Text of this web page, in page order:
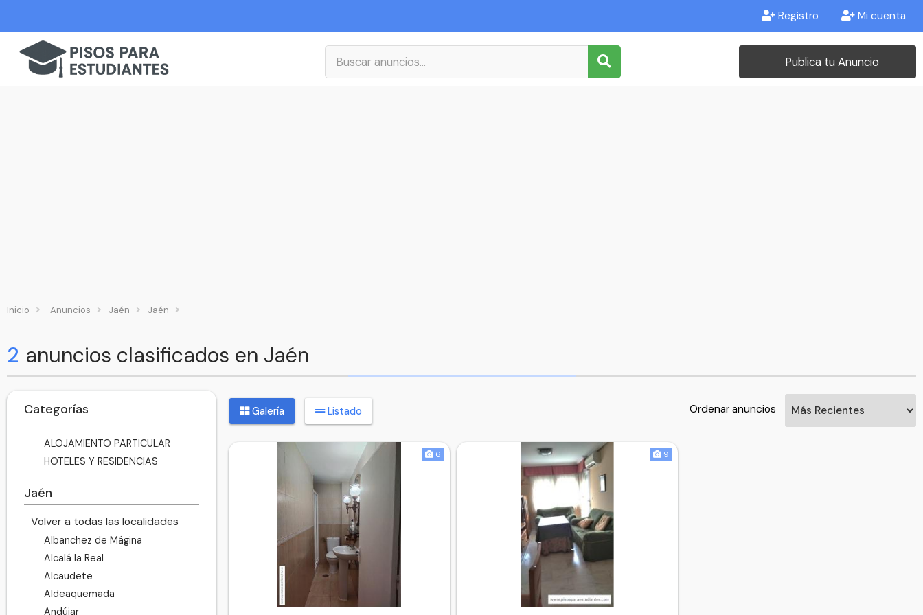
Registro Mi cuenta
Publica tu Anuncio
Inicio Anuncios Jaén Jaén
2 anuncios clasificados en Jaén
Categorías
ALOJAMIENTO PARTICULAR
HOTELES Y RESIDENCIAS
Jaén
Volver a todas las localidades
Albanchez de Mágina
Alcalá la Real
Alcaudete
Aldeaquemada
Andújar
Galería Listado Ordenar anuncios
6 9